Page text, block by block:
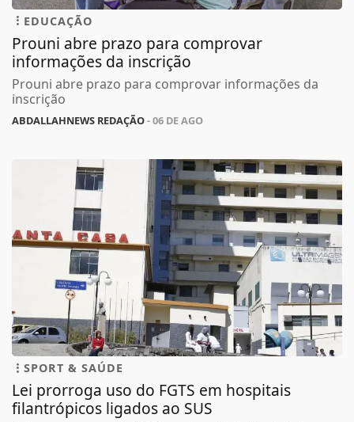
EDUCAÇÃO
Prouni abre prazo para comprovar
informações da inscrição
Prouni abre prazo para comprovar informações da
inscrição
ABDALLAHNEWS REDAÇÃO- 06 DE AGO
SPORT & SAÚDE
Lei prorroga uso do FGTS em hospitais
filantrópicos ligados ao SUS